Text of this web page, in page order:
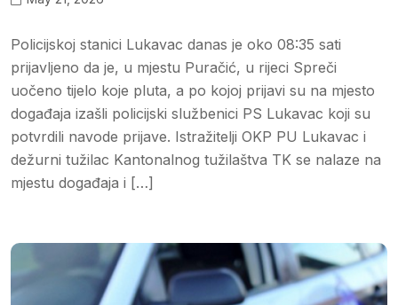
Policijskoj stanici Lukavac danas je oko 08:35 sati
prijavljeno da je, u mjestu Puračić, u rijeci Spreči
uočeno tijelo koje pluta, a po kojoj prijavi su na mjesto
događaja izašli policijski službenici PS Lukavac koji su
potvrdili navode prijave. Istražitelji OKP PU Lukavac i
dežurni tužilac Kantonalnog tužilaštva TK se nalaze na
mjestu događaja i […]